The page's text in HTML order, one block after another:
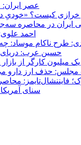
عصر ایران: ۶ شرط ایران برای بازگشایی تنگه هرمز اعلام شد
خرازی کیست؟ «خودیِ
ایران در محاصره
احمد
طرح ناکام موساد:
حسین عرب:
کارگر از بازار کار رسمی/
۱۴۰۶ را به «سال کشتار بیماران»
فایننشال‌تایمز:
سنای